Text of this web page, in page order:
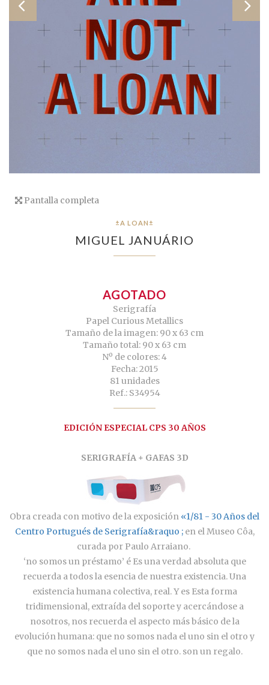
Pantalla completa
±A LOAN±
MIGUEL JANUÁRIO
AGOTADO
Serigrafía
Papel Curious Metallics
Tamaño de la imagen: 90 x 63 cm
Tamaño total: 90 x 63 cm
Nº de colores: 4
Fecha: 2015
81 unidades
Ref.: S34954
EDICIÓN ESPECIAL CPS 30 AÑOS
SERIGRAFÍA + GAFAS 3D
Obra creada con motivo de la exposición «1/81 - 30 Años del
Centro Portugués de Serigrafía&raquo ;en el Museo Côa,
curada por Paulo Arraiano.
‘no somos un préstamo’ é Es una verdad absoluta que
recuerda a todos la esencia de nuestra existencia. Una
existencia humana colectiva, real. Y es Esta forma
tridimensional, extraída del soporte y acercándose a
nosotros, nos recuerda el aspecto más básico de la
evolución humana: que no somos nada el uno sin el otro y
que no somos nada el uno sin el otro. son un regalo.